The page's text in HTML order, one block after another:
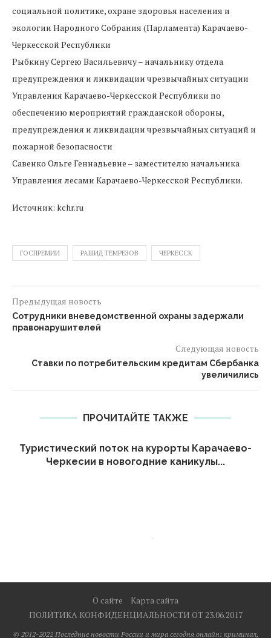
социальной политике, охране здоровья населения и
экологии Народного Собрания (Парламента) Карачаево-
Черкесской Республики
Рыбкину Сергею Васильевичу – начальнику отдела
предупреждения и ликвидации чрезвычайных ситуации
Управления Карачаево-Черкесской Республики по
обеспечению мероприятий гражданской обороны,
предупреждения и ликвидации чрезвычайных ситуаций и
пожарной безопасности
Савенко Ольге Геннадьевне – заместителю начальника
Управления лесами Карачаево-Черкесской Республики.
Источник: kchr.ru
ГОСПРЕМИИ РАШИД ТЕМРЕЗОВ ЧЕРКЕССК
Предыдущая новость
Сотрудники вневедомственной охраны задержали
правонарушителей
Следующая новость
Ставки по потребительским кредитам Сбербанка
увеличились
ПРОЧИТАЙТЕ ТАКЖЕ
Туристический поток на курорты Карачаево-
Черкесии в новогодние каникулы...
О сайте
Карта сайта
ПОЛИТИКА КОНФИДЕНЦИАЛЬНОСТИ ОТ 23.06.2017
© 2012-2022 Последние новости России и мира сегодня онлайн: криминал,